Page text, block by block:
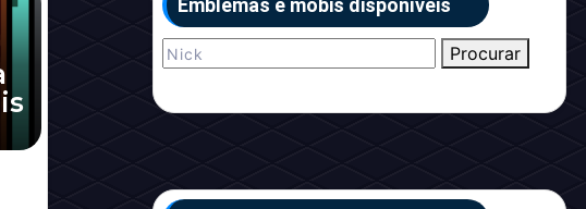
Emblemas e mobis disponíveis
Procurar